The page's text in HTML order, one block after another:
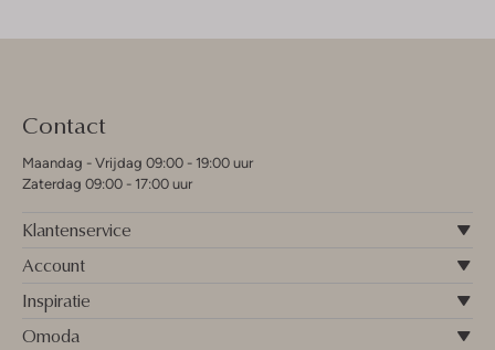
Contact
Maandag - Vrijdag 09:00 - 19:00 uur
Zaterdag 09:00 - 17:00 uur
Klantenservice
Account
Inspiratie
Omoda